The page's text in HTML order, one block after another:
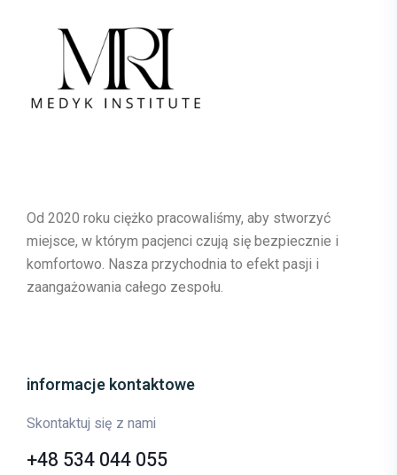
Od 2020 roku ciężko pracowaliśmy, aby stworzyć
miejsce, w którym pacjenci czują się bezpiecznie i
komfortowo. Nasza przychodnia to efekt pasji i
zaangażowania całego zespołu.
informacje kontaktowe
Skontaktuj się z nami
+48 534 044 055